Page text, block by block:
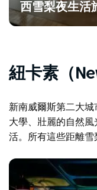
西雪梨夜生活
紐卡素（
新南威爾斯第二大
大學、壯麗的自然
活。所有這些距離雪